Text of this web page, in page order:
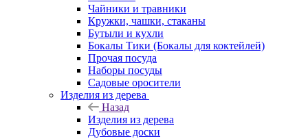
Чайники и травники
Кружки, чашки, стаканы
Бутыли и кухли
Бокалы Тики (Бокалы для коктейлей)
Прочая посуда
Наборы посуды
Садовые оросители
Изделия из дерева
Назад
Изделия из дерева
Дубовые доски